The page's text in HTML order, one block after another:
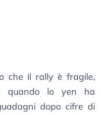
che il rally è fragile,
quando lo yen ha
dopo cifre di